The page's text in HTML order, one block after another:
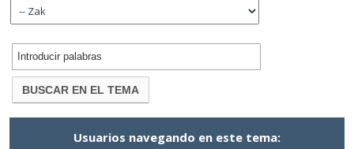
Usuarios navegando en este tema: